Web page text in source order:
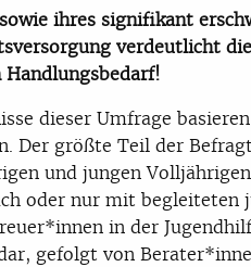
ihres signifikant
verdeutlicht
dieser Umfrage
Der größte Teil der
und jungen
oder nur mit begleiteten
in der
gefolgt von